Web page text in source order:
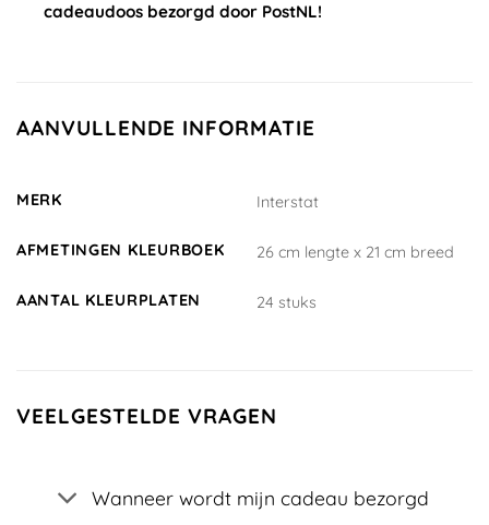
cadeaudoos bezorgd door PostNL!
AANVULLENDE INFORMATIE
MERK Interstat
AFMETINGEN KLEURBOEK 26 cm lengte x 21 cm breed
AANTAL KLEURPLATEN 24 stuks
VEELGESTELDE VRAGEN
Wanneer wordt mijn cadeau bezorgd